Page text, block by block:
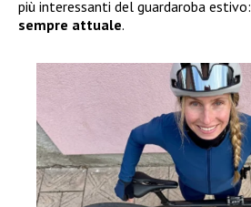
più interessanti del guardaroba estivo:
sempre attuale.